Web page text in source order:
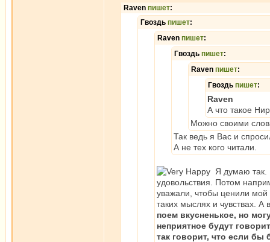
Raven пишет:
Гвоздь пишет:
Raven пишет:
Гвоздь пишет:
Raven пишет:
Гвоздь пишет:
Raven
А что такое
Можно своими
Так ведь я Вас и
А не тех кого читали.
Я думаю так.
удовольствия. Потом
уважали, чтобы ценили мой
таких мыслях и чувствах.
поем вкусненькое, но
неприятное будут
так говорит, что если бы